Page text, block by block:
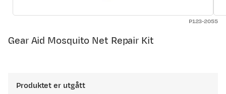
P123-2055
Gear Aid Mosquito Net Repair Kit
Produktet er utgått